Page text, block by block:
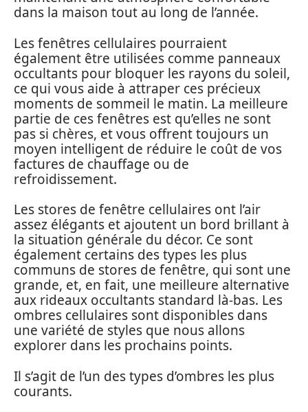
dans la maison tout au long de l’année.
Les fenêtres cellulaires pourraient
également être utilisées comme panneaux
occultants pour bloquer les rayons du soleil,
ce qui vous aide à attraper ces précieux
moments de sommeil le matin. La meilleure
partie de ces fenêtres est qu’elles ne sont
pas si chères, et vous offrent toujours un
moyen intelligent de réduire le coût de vos
factures de chauffage ou de
refroidissement.
Les stores de fenêtre cellulaires ont l’air
assez élégants et ajoutent un bord brillant à
la situation générale du décor. Ce sont
également certains des types les plus
communs de stores de fenêtre, qui sont une
grande, et, en fait, une meilleure alternative
aux rideaux occultants standard là-bas. Les
ombres cellulaires sont disponibles dans
une variété de styles que nous allons
explorer dans les prochains points.
Il s’agit de l’un des types d’ombres les plus
courants.